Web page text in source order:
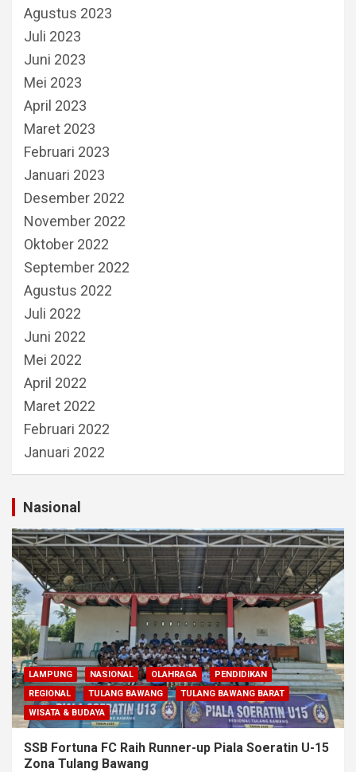
Agustus 2023
Juli 2023
Juni 2023
Mei 2023
April 2023
Maret 2023
Februari 2023
Januari 2023
Desember 2022
November 2022
Oktober 2022
September 2022
Agustus 2022
Juli 2022
Juni 2022
Mei 2022
April 2022
Maret 2022
Februari 2022
Januari 2022
Nasional
LAMPUNG NASIONAL OLAHRAGA
PENDIDIKAN
REGIONAL
TULANG BAWANG
TULANG BAWANG BARAT
WISATA & BUDAYA
SSB Fortuna FC Raih Runner-up Piala Soeratin U-15
Zona Tulang Bawang